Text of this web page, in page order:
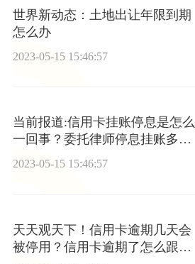
世界新动态：土地出让年限到期
怎么办
2023-05-15 15:46:57
当前报道:信用卡挂账停息是怎么
一回事？委托律师停息挂账多少
钱
2023-05-15 15:46:57
天天观天下！信用卡逾期几天会
被停用？信用卡逾期了怎么跟银